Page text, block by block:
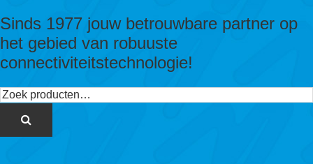
Sinds 1977 jouw betrouwbare partner op
het gebied van robuuste
connectiviteitstechnologie!
Zoeken